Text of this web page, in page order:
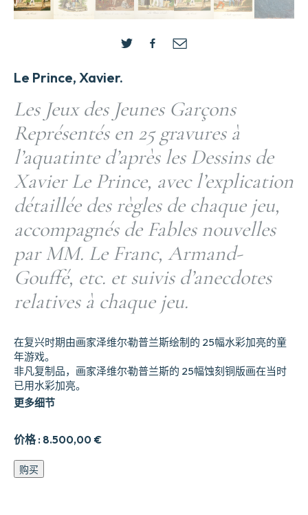
Le Prince, Xavier.
Les Jeux des Jeunes Garçons
Représentés en 25 gravures à
l’aquatinte d’après les Dessins de
Xavier Le Prince, avec l’explication
détaillée des règles de chaque jeu,
accompagnés de Fables nouvelles
par MM. Le Franc, Armand-
Gouffé, etc. et suivis d’anecdotes
relatives à chaque jeu.
价格 : 8.500,00 €
在复兴时期由画家泽维尔·勒普兰斯绘制的 25幅水彩加亮的童
年游戏。
非凡复制品，画家泽维尔·勒普兰斯的 25幅蚀刻铜版画在当时
已用水彩加亮。
更多细节
Les
Jeux
购买